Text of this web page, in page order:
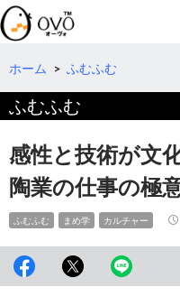
検
索
コ
テ
へ
動
ホーム > ふむふむ
ふむふむ
感性と技術が文
陶業の仕事の極
ふむふむ まめ学 カルチャー